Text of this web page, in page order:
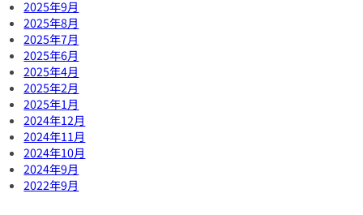
2025年9月
2025年8月
2025年7月
2025年6月
2025年4月
2025年2月
2025年1月
2024年12月
2024年11月
2024年10月
2024年9月
2022年9月